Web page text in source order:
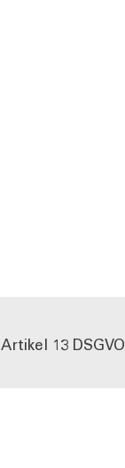
Artikel 13 DSGVO